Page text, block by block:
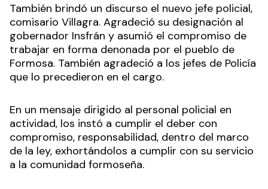
También brindó un discurso el nuevo jefe policial,
comisario Villagra. Agradeció su designación al
gobernador Insfrán y asumió el compromiso de
trabajar en forma denonada por el pueblo de
Formosa. También agradeció a los jefes de Policía
que lo precedieron en el cargo.
En un mensaje dirigido al personal policial en
actividad, los instó a cumplir el deber con
compromiso, responsabilidad, dentro del marco
de la ley, exhortándolos a cumplir con su servicio
a la comunidad formoseña.